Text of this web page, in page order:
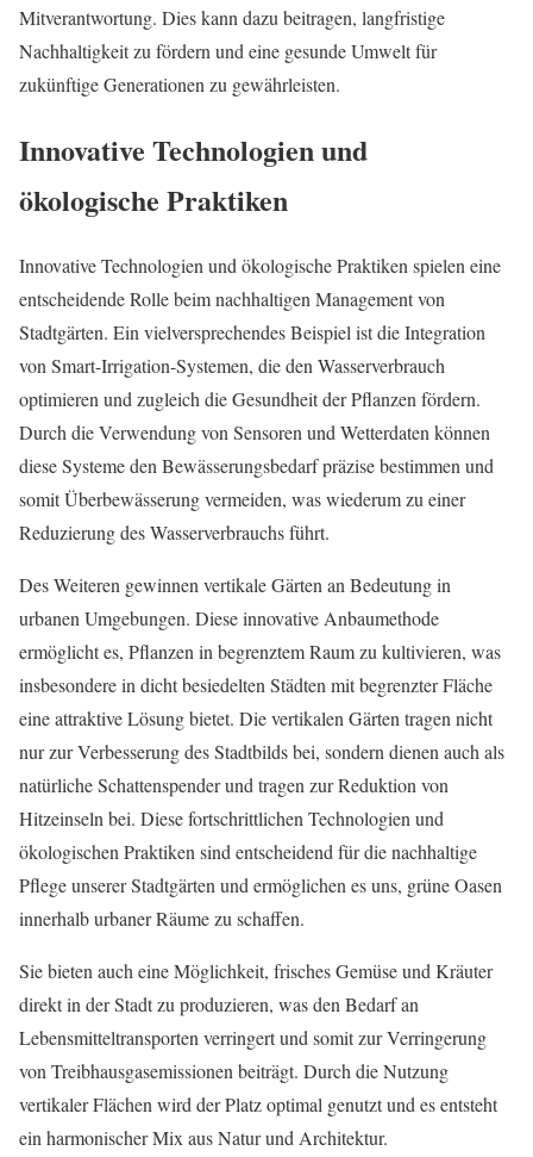
Mitverantwortung. Dies kann dazu beitragen, langfristige
Nachhaltigkeit zu fördern und eine gesunde Umwelt für
zukünftige Generationen zu gewährleisten.
Innovative Technologien und
ökologische Praktiken
Innovative Technologien und ökologische Praktiken spielen eine
entscheidende Rolle beim nachhaltigen Management von
Stadtgärten. Ein vielversprechendes Beispiel ist die Integration
von Smart-Irrigation-Systemen, die den Wasserverbrauch
optimieren und zugleich die Gesundheit der Pflanzen fördern.
Durch die Verwendung von Sensoren und Wetterdaten können
diese Systeme den Bewässerungsbedarf präzise bestimmen und
somit Überbewässerung vermeiden, was wiederum zu einer
Reduzierung des Wasserverbrauchs führt.
Des Weiteren gewinnen vertikale Gärten an Bedeutung in
urbanen Umgebungen. Diese innovative Anbaumethode
ermöglicht es, Pflanzen in begrenztem Raum zu kultivieren, was
insbesondere in dicht besiedelten Städten mit begrenzter Fläche
eine attraktive Lösung bietet. Die vertikalen Gärten tragen nicht
nur zur Verbesserung des Stadtbilds bei, sondern dienen auch als
natürliche Schattenspender und tragen zur Reduktion von
Hitzeinseln bei. Diese fortschrittlichen Technologien und
ökologischen Praktiken sind entscheidend für die nachhaltige
Pflege unserer Stadtgärten und ermöglichen es uns, grüne Oasen
innerhalb urbaner Räume zu schaffen.
Sie bieten auch eine Möglichkeit, frisches Gemüse und Kräuter
direkt in der Stadt zu produzieren, was den Bedarf an
Lebensmitteltransporten verringert und somit zur Verringerung
von Treibhausgasemissionen beiträgt. Durch die Nutzung
vertikaler Flächen wird der Platz optimal genutzt und es entsteht
ein harmonischer Mix aus Natur und Architektur.